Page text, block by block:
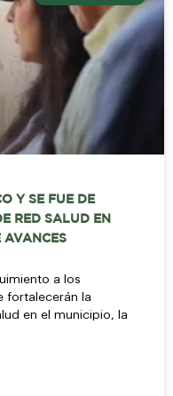
Y SE FUE DE
RED SALUD EN
AVANCES
a los
fortalecerán la
en el municipio, la